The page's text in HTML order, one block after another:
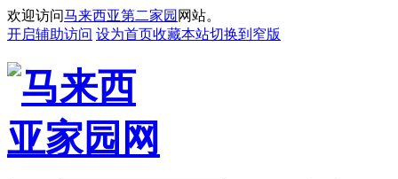
欢迎访问马来西亚第二家园 网站。
开启辅助访问 设为首页收藏本站切换到窄版